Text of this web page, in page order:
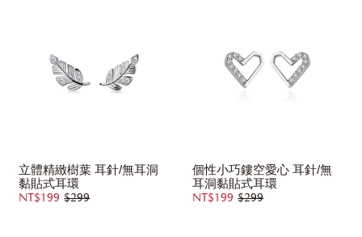
立體精緻樹葉 耳針/無耳洞
黏貼式耳環
NT$199 $299
個性小巧鏤空愛心 耳針/無
耳洞黏貼式耳環
NT$199 $299